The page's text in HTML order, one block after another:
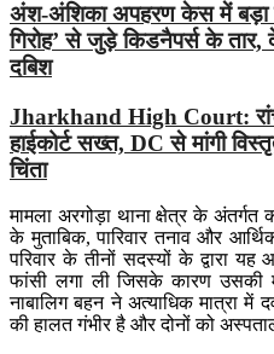
अंश-अंशिका अपहरण केस में बड़ा
गिरोह’ से जुड़े किडनैपर्स के
दबिश
Jharkhand High Court:
हाईकोर्ट सख्त, DC से मांगी
चिंता
मामला अरगोड़ा थाना क्षेत्र के
के मुताबिक, पारिवार तनाव और
परिवार के तीनों सदस्यों के द्वारा
फांसी लगा ली जिसके कारण उसकी
नाबालिग बहन ने अत्याधिक मात्रा में
की हालत गंभीर है और दोनों को